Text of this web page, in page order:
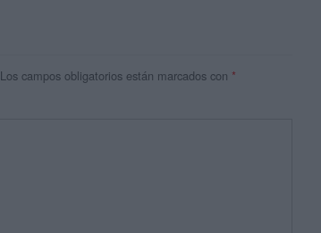
Los campos obligatorios están marcados con *